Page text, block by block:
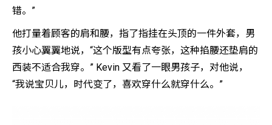
错。”
他打量着顾客的肩和腰，指了指挂在头顶的一件外套，男
孩小心翼翼地说，“这个版型有点夸张，这种掐腰还垫肩的
西装不适合我穿。” Kevin 又看了一眼男孩子，对他说，
“我说宝贝儿，时代变了，喜欢穿什么就穿什么。”